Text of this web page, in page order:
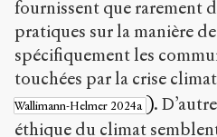
fournissent que rarement
pratiques sur la manière
spécifiquement les
touchées par la crise
Wallimann-Helmer 2024a ).
éthique du climat